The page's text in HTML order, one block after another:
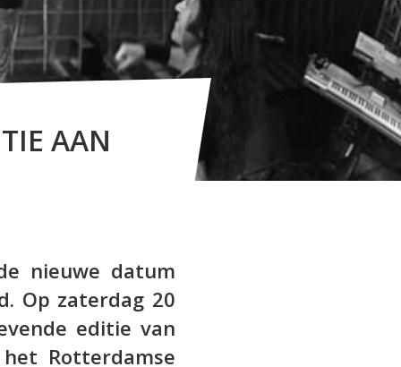
AAN
nieuwe datum
Op zaterdag 20
editie van
Rotterdamse